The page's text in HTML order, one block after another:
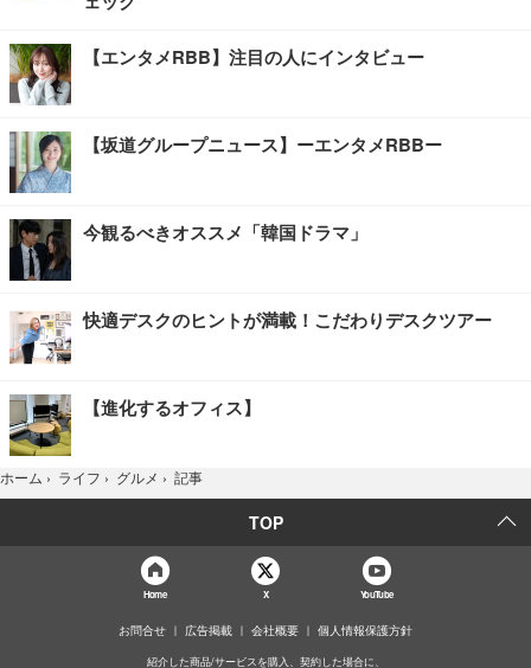
【エンタメRBB】注目の人にインタビュー
【坂道グループニュース】ーエンタメRBBー
今観るべきオススメ「韓国ドラマ」
快適デスクのヒントが満載！こだわりデスクツアー
【進化するオフィス】
ホーム › ライフ › グルメ › 記事
TOP
Home X YouTube
お問合せ 広告掲載 会社概要 個人情報保護方針
紹介した商品/サービスを購入、契約した場合に、